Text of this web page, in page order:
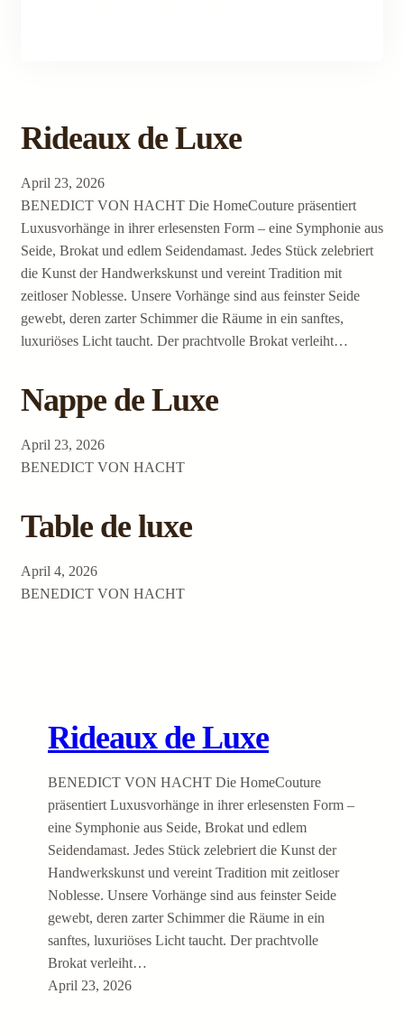
Rideaux de Luxe
April 23, 2026
BENEDICT VON HACHT Die HomeCouture präsentiert
Luxusvorhänge in ihrer erlesensten Form – eine Symphonie aus
Seide, Brokat und edlem Seidendamast. Jedes Stück zelebriert
die Kunst der Handwerkskunst und vereint Tradition mit
zeitloser Noblesse. Unsere Vorhänge sind aus feinster Seide
gewebt, deren zarter Schimmer die Räume in ein sanftes,
luxuriöses Licht taucht. Der prachtvolle Brokat verleiht…
Nappe de Luxe
April 23, 2026
BENEDICT VON HACHT
Table de luxe
April 4, 2026
BENEDICT VON HACHT
Rideaux de Luxe
BENEDICT VON HACHT Die HomeCouture
präsentiert Luxusvorhänge in ihrer erlesensten Form –
eine Symphonie aus Seide, Brokat und edlem
Seidendamast. Jedes Stück zelebriert die Kunst der
Handwerkskunst und vereint Tradition mit zeitloser
Noblesse. Unsere Vorhänge sind aus feinster Seide
gewebt, deren zarter Schimmer die Räume in ein
sanftes, luxuriöses Licht taucht. Der prachtvolle
Brokat verleiht…
April 23, 2026